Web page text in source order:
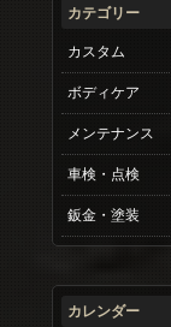
カテゴリー
カスタム
ボディケア
メンテナンス
車検・点検
鈑金・塗装
カレンダー